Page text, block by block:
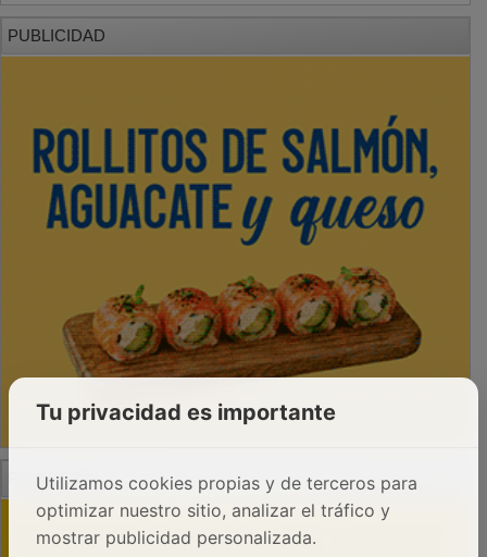
PUBLICIDAD
PUBLICIDAD
Tu privacidad es importante
Utilizamos cookies propias y de terceros para
optimizar nuestro sitio, analizar el tráfico y
mostrar publicidad personalizada.